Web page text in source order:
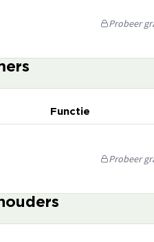
Probeer
Functie
Probeer